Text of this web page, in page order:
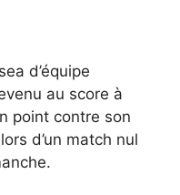
d’équipe
au score à
point contre son
d’un match nul